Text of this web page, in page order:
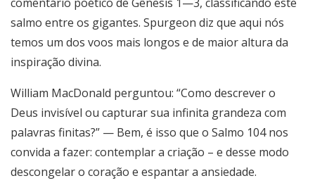
salmo entre os gigantes. Spurgeon diz que aqui nós
temos um dos voos mais longos e de maior altura da
inspiração divina.
William MacDonald perguntou: “Como descrever o
Deus invisível ou capturar sua infinita grandeza com
palavras finitas?” — Bem, é isso que o Salmo 104 nos
convida a fazer: contemplar a criação – e desse modo
descongelar o coração e espantar a ansiedade.